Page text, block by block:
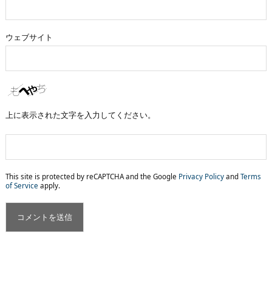
ウェブサイト
上に表示された文字を入力してください。
This site is protected by reCAPTCHA and the Google Privacy Policy and Terms
of Service apply.